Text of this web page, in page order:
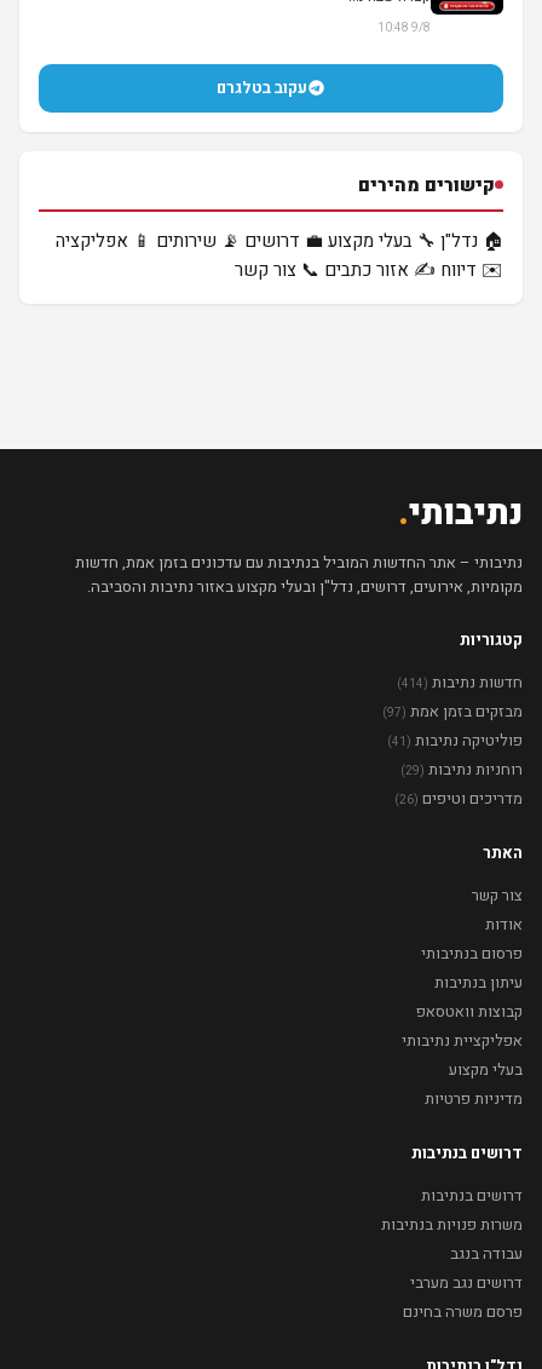
9/8 10:48
עקוב בטלגרם
קישורים מהירים
🏠 נדל"ן 🔧 בעלי מקצוע 💼 דרושים 📡 שירותים 📱 אפליקציה
✉️ דיווח ✍️ אזור כתבים 📞 צור קשר
נתיבותי.
נתיבותי – אתר החדשות המוביל בנתיבות עם עדכונים בזמן אמת, חדשות
מקומיות, אירועים, דרושים, נדל"ן ובעלי מקצוע באזור נתיבות והסביבה.
קטגוריות
חדשות נתיבות (414)
מבזקים בזמן אמת (97)
פוליטיקה נתיבות (41)
רוחניות נתיבות (29)
מדריכים וטיפים (26)
האתר
צור קשר
אודות
פרסום בנתיבותי
עיתון בנתיבות
קבוצות וואטסאפ
אפליקציית נתיבותי
בעלי מקצוע
מדיניות פרטיות
דרושים בנתיבות
דרושים בנתיבות
משרות פנויות בנתיבות
עבודה בנגב
דרושים נגב מערבי
פרסם משרה בחינם